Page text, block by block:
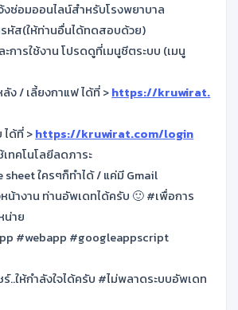
งซ่อมออนไลน์สำหรับโรงพยาบาล
หัส(ให้ท่านอื่นได้ทดสอบด้วย)
การใช้งาน โปรดดูที่เมนูชีตระบบ (เมนู
ง / เลี้ยงกาแฟ ได้ที่ >https://kruwirat.
ได้ที่ >https://kruwirat.com/login
เทคโนโลยีลดภาระ
sheet ใครๆก็ทำได้ / แค่มี Gmail
น้างาน ท่านอัพเดทได้ครับ 🙂 #เพื่อการ
น่าย
#webapp #googleappscript
..ให้กำลังใจได้ครับ #ไม่พลาดระบบอัพเดท